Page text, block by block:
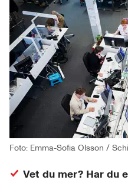
Foto: Emma-Sofia Olsson /
Vet du mer? Har du